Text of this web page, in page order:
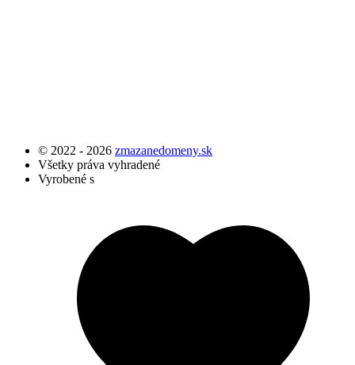
© 2022 - 2026 zmazanedomeny.sk
Všetky práva vyhradené
Vyrobené s